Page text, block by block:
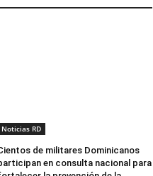
Noticias RD
de militares Dominicanos
en consulta nacional para